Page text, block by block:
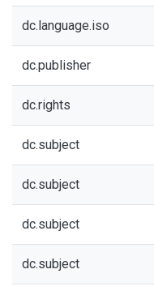
dc.language.iso
dc.publisher
dc.rights
dc.subject
dc.subject
dc.subject
dc.subject